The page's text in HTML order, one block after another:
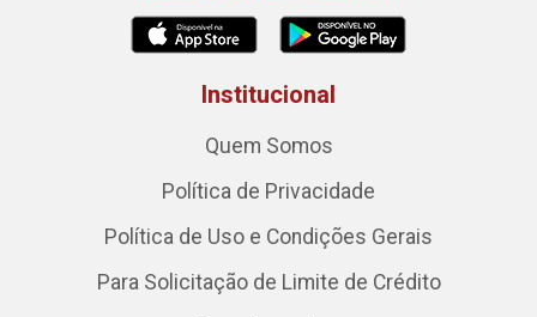
Institucional
Quem Somos
Política de Privacidade
Política de Uso e Condições Gerais
Para Solicitação de Limite de Crédito